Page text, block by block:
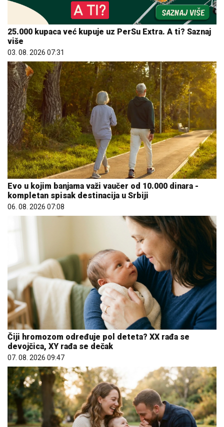
25.000 kupaca već kupuje uz PerSu Extra. A ti? Saznaj
više
03. 08. 2026 07:31
Evo u kojim banjama važi vaučer od 10.000 dinara -
kompletan spisak destinacija u Srbiji
06. 08. 2026 07:08
Čiji hromozom određuje pol deteta? XX rađa se
devojčica, XY rađa se dečak
07. 08. 2026 09:47